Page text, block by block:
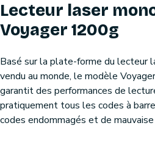
Lecteur laser
Voyager 1200g
Basé sur la plate-forme du lecteur
vendu au monde, le modèle
garantit des performances de
pratiquement tous les codes à
codes endommagés et de